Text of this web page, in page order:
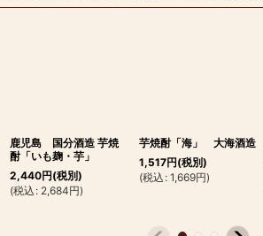
鹿児島 国分酒造 芋焼
酎「いも麹・芋」
2,440円(税別)
(税込 : 2,684円)
芋焼酎「海」 大海酒造
1,517円(税別)
(税込 : 1,669円)